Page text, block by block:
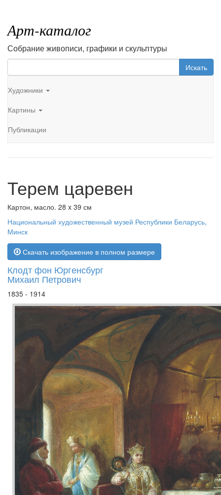
Арт-каталог
Собрание живописи, графики и скульптуры
Искать
Художники
Картины
Публикации
Терем царевен
Картон, масло. 28 x 39 см
Национальный художественный музей Республики Беларусь,
Минск
Скачать изображение в полном размере
Клодт фон Юргенсбург
Михаил Петрович
1835 - 1914